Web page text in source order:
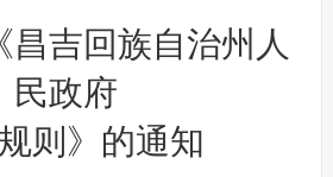
昌吉回族自治州人
民政府
则》的通知